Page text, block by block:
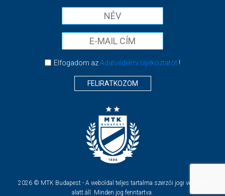
Elfogadom azAdatvédelmi tájékoztatót!
FELIRATKOZOM
2026 © MTK Budapest - A weboldal teljes tartalma szerzői jogi védelem
alatt áll. Minden jog fenntartva.